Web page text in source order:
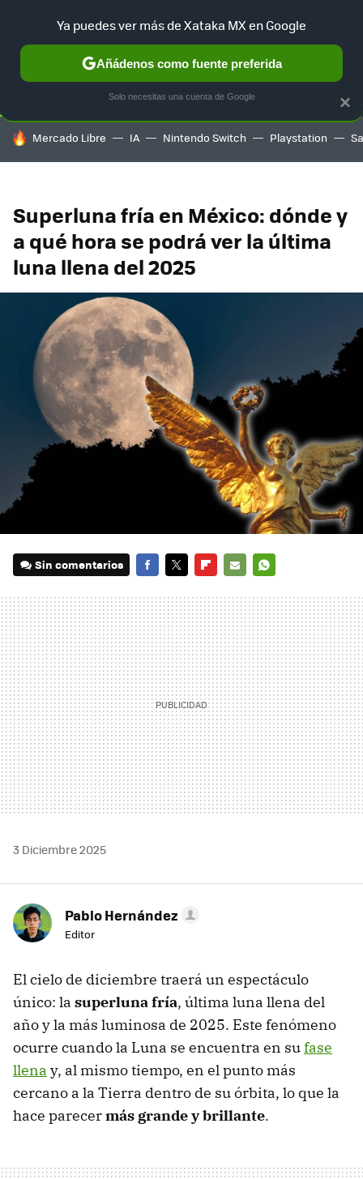
SELECCIÓN GAMING HOME AUTO TERRITORIO
HOY SE HABLA DE
Mercado Libre IA Nintendo Switch Playstation
Superluna fría en México: dónde y
a qué hora se podrá ver la última
luna llena del 2025
Sin comentarios
MAIL
3 Diciembre 2025
Pablo Hernández
Editor
El cielo de diciembre traerá un espectáculo
único: la superluna fría, última luna llena del
año y la más luminosa de 2025. Este fenómeno
ocurre cuando la Luna se encuentra en sufase
llena y, al mismo tiempo, en el punto más
cercano a la Tierra dentro de su órbita, lo que la
hace parecermás grande y brillante.
×
Ya puedes ver más de Xataka MX en Google
Añádenos como fuente preferida
Solo necesitas una cuenta de Google